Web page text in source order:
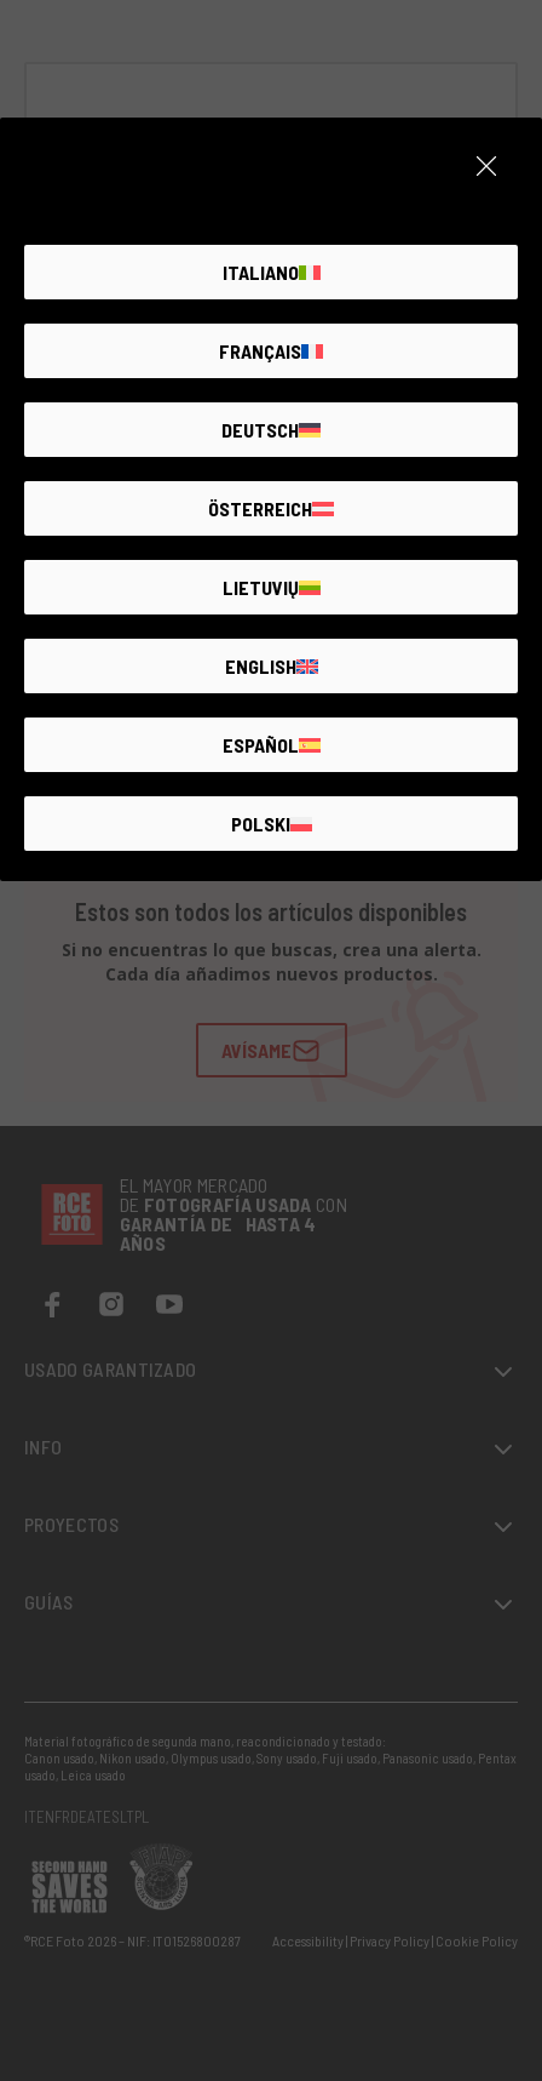
7artisans 35mm f/5.6 L mount
Estado:Como nuevo
€70
Estos son todos los artículos disponibles
Si no encuentras lo que buscas, crea una alerta.
Cada día añadimos nuevos productos.
AVÍSAME
EL MAYOR MERCADO
DE FOTOGRAFÍA USADA CON
GARANTÍA DE HASTA 4
AÑOS
USADO GARANTIZADO
INFO
PROYECTOS
GUÍAS
Material fotográfico de segunda mano, reacondicionado y testado:
Canon usado, Nikon usado, Olympus usado,Sony usado, Fuji usado, Panasonic usado, Pentax
usado, Leica usado
ITENFRDEATESLTPL
®RCE Foto 2026 – NIF: IT01526800287 Accessibility Privacy Policy Cookie Policy
ITALIANO
FRANÇAIS
DEUTSCH
ÖSTERREICH
LIETUVIŲ
ENGLISH
ESPAÑOL
POLSKI